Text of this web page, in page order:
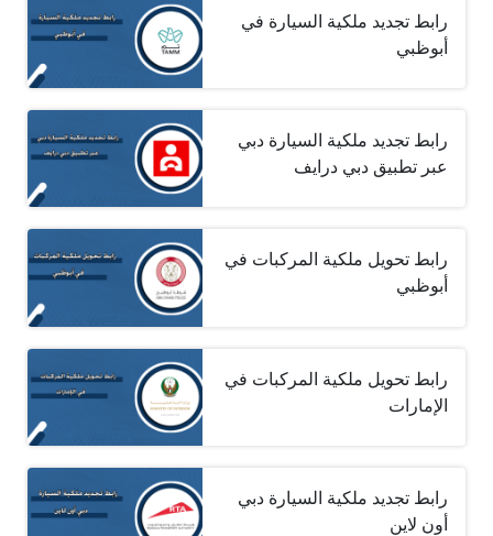
رابط تجديد ملكية السيارة في
أبوظبي
رابط تجديد ملكية السيارة دبي
عبر تطبيق دبي درايف
رابط تحويل ملكية المركبات في
أبوظبي
رابط تحويل ملكية المركبات في
الإمارات
رابط تجديد ملكية السيارة دبي
أون لاين